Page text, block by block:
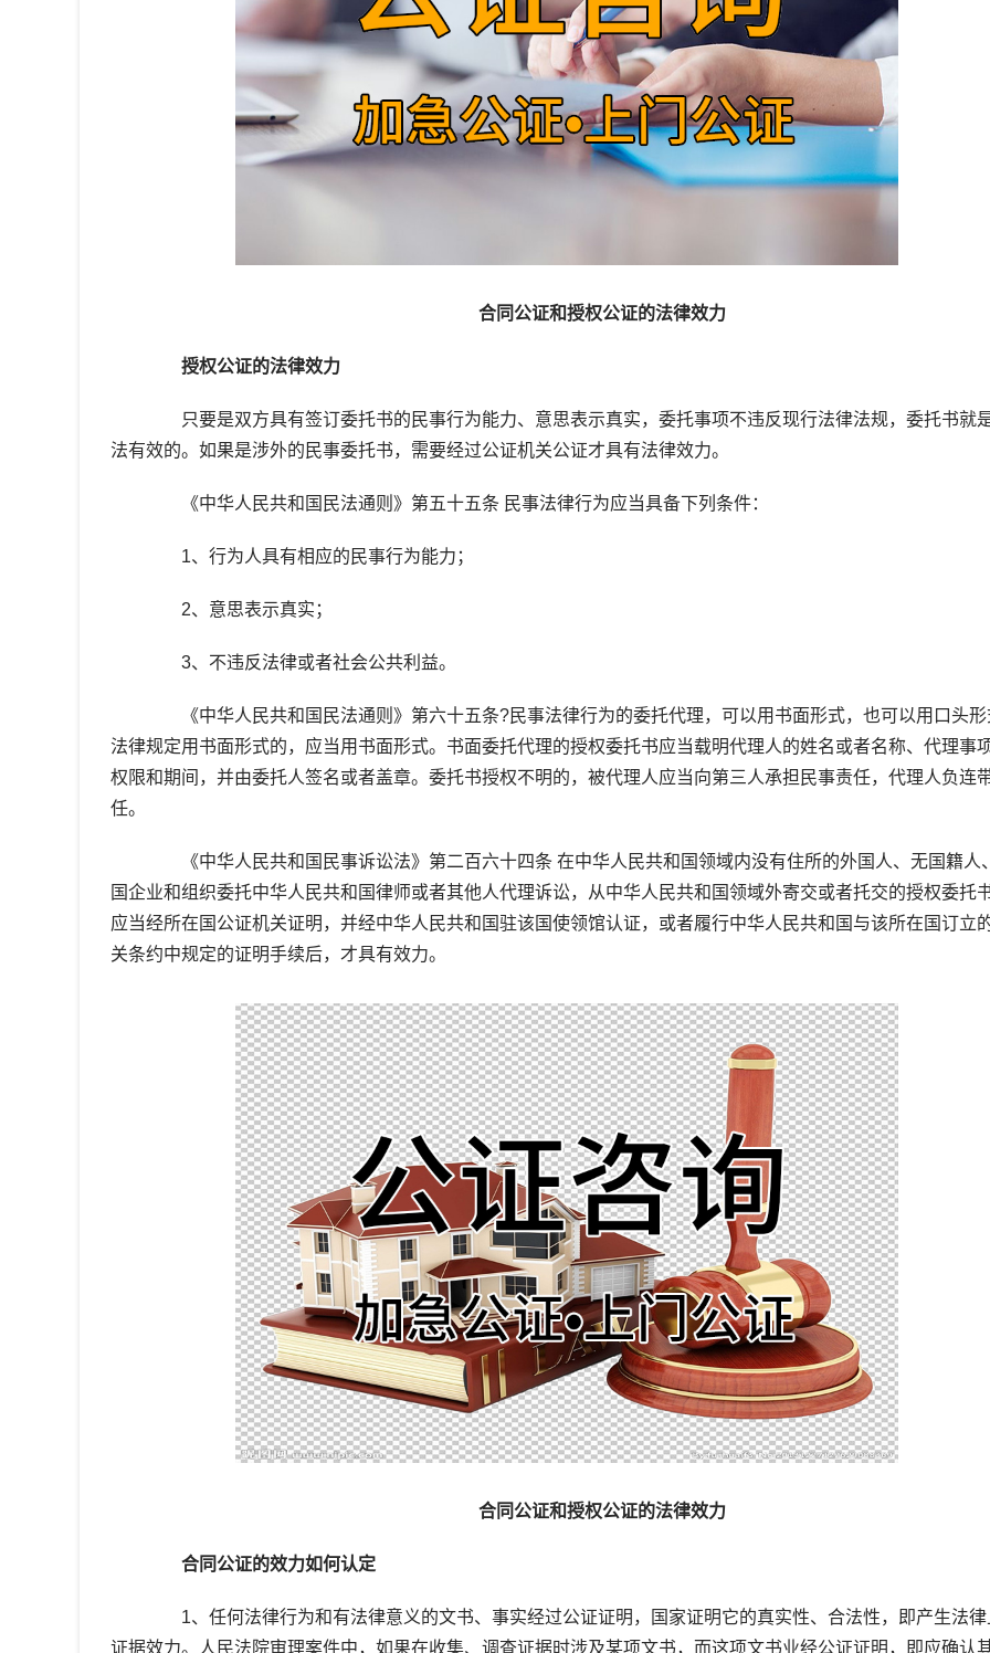
合同公证和授权公证的法律效力
授权公证的法律效力
只要是双方具有签订委托书的民事行为能力、意思表示真实，委托事项不违反现行法律法规，委托书就
法有效的。如果是涉外的民事委托书，需要经过公证机关公证才具有法律效力。
《中华人民共和国民法通则》第五十五条 民事法律行为应当具备下列条件：
1、行为人具有相应的民事行为能力；
2、意思表示真实；
3、不违反法律或者社会公共利益。
《中华人民共和国民法通则》第六十五条?民事法律行为的委托代理，可以用书面形式，也可以用口头形
法律规定用书面形式的，应当用书面形式。书面委托代理的授权委托书应当载明代理人的姓名或者名称、代理事项
权限和期间，并由委托人签名或者盖章。委托书授权不明的，被代理人应当向第三人承担民事责任，代理人负连
任。
《中华人民共和国民事诉讼法》第二百六十四条 在中华人民共和国领域内没有住所的外国人、无国籍人
国企业和组织委托中华人民共和国律师或者其他人代理诉讼，从中华人民共和国领域外寄交或者托交的授权委托书
应当经所在国公证机关证明，并经中华人民共和国驻该国使领馆认证，或者履行中华人民共和国与该所在国订立
关条约中规定的证明手续后，才具有效力。
合同公证和授权公证的法律效力
合同公证的效力如何认定
1、任何法律行为和有法律意义的文书、事实经过公证证明，国家证明它的真实性、合法性，即产生法律
证据效力。人民法院审理案件中，如果在收集、调查证据时涉及某项文书，而这项文书业经公证证明，即应确认